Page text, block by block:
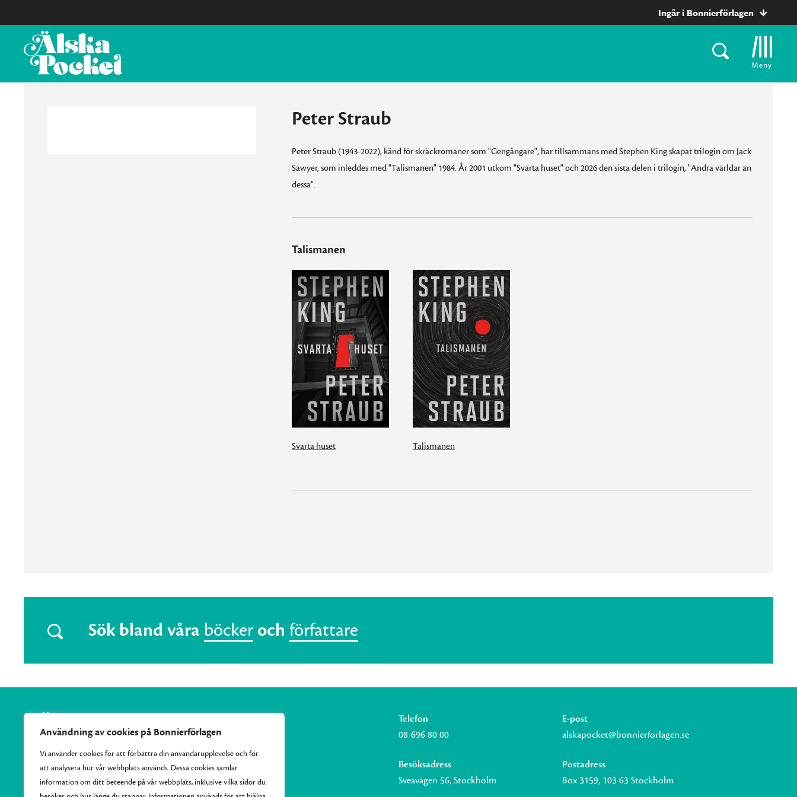
Användning av cookies på Bonnierförlagen
Vi använder cookies för att förbättra din användarupplevelse och för
att analysera hur vår webbplats används. Dessa cookies samlar
information om ditt beteende på vår webbplats, inklusive vilka sidor du
Ingår i Bonnierförlagen
Meny
Peter Straub
Peter Straub (1943-2022), känd för skräckromaner som "Gengångare", har tillsammans med Stephen King skapat trilogin om Jack
Sawyer, som inleddes med "Talismanen" 1984. År 2001 utkom "Svarta huset" och 2026 den sista delen i trilogin, "Andra världar än
dessa".
Talismanen
Svarta huset Talismanen
Sök bland våra böcker och författare
Vi samlar Bonnierförlagens pocketutgivning och ger varje
månad ut 10–15 nya efterlängtade titlar.
Telefon
08-696 80 00
E-post
alskapocket@bonnierforlagen.se
Besöksadress
Sveavägen 56, Stockholm
Postadress
Box 3159, 103 63 Stockholm